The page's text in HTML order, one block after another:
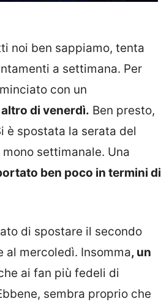
noi ben sappiamo, tenta
a settimana. Per
con un
di venerdì. Ben presto,
è spostata la serata del
settimanale. Una
ben poco in termini di
di spostare il secondo
al mercoledì. Insomma, un
ai fan più fedeli di
sembra proprio che